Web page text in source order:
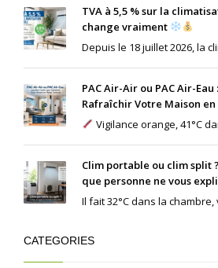
TVA à 5,5 % sur la
change vraiment
Depuis le 18 juillet 2026, la
PAC Air-Air ou PAC Air-
Rafraîchir Votre Maison en
Vigilance orange, 41°C
Clim portable ou clim split
que personne ne vous
Il fait 32°C dans la
CATEGORIES